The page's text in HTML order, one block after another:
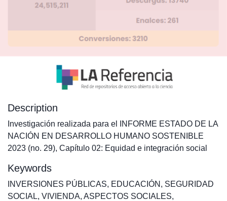
Description
Investigación realizada para el INFORME ESTADO DE LA
NACIÓN EN DESARROLLO HUMANO SOSTENIBLE
2023 (no. 29), Capítulo 02: Equidad e integración social
Keywords
INVERSIONES PÚBLICAS, EDUCACIÓN , SEGURIDAD
SOCIAL, VIVIENDA, ASPECTOS SOCIALES,